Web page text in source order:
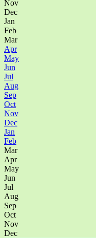
Nov
Dec
Jan
Feb
Mar
Apr
May
Jun
Jul
Aug
Sep
Oct
Nov
Dec
Jan
Feb
Mar
Apr
May
Jun
Jul
Aug
Sep
Oct
Nov
Dec